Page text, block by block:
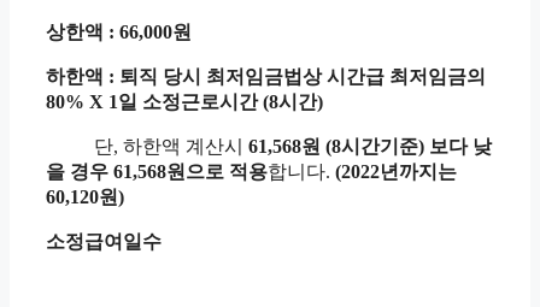
상한액 : 66,000원
하한액 : 퇴직 당시 최저임금법상 시간급 최저임금의
80% X 1일 소정근로시간 (8시간)
단, 하한액 계산시 61,568원 (8시간기준) 보다 낮
을 경우 61,568원으로 적용합니다. (2022년까지는
60,120원)
소정급여일수